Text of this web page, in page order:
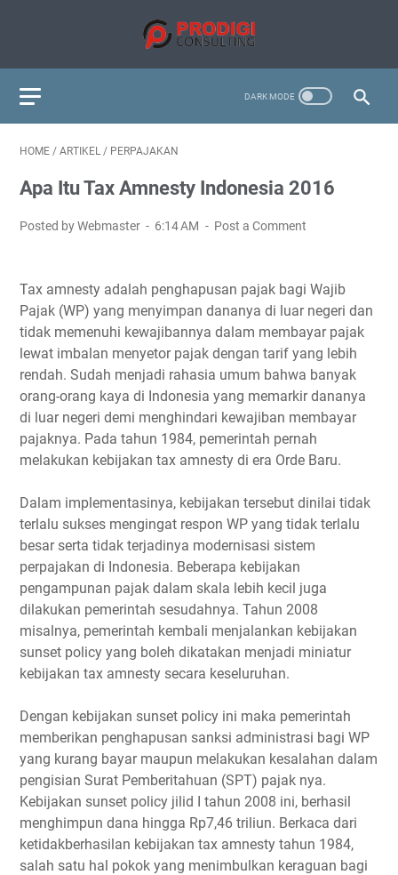
HOME / ARTIKEL / PERPAJAKAN
Apa Itu Tax Amnesty Indonesia 2016
Posted by Webmaster 6:14 AM Post a Comment
Tax amnesty adalah penghapusan pajak bagi Wajib
Pajak (WP) yang menyimpan dananya di luar negeri dan
tidak memenuhi kewajibannya dalam membayar pajak
lewat imbalan menyetor pajak dengan tarif yang lebih
rendah. Sudah menjadi rahasia umum bahwa banyak
orang-orang kaya di Indonesia yang memarkir dananya
di luar negeri demi menghindari kewajiban membayar
pajaknya. Pada tahun 1984, pemerintah pernah
melakukan kebijakan tax amnesty di era Orde Baru.
Dalam implementasinya, kebijakan tersebut dinilai tidak
terlalu sukses mengingat respon WP yang tidak terlalu
besar serta tidak terjadinya modernisasi sistem
perpajakan di Indonesia. Beberapa kebijakan
pengampunan pajak dalam skala lebih kecil juga
dilakukan pemerintah sesudahnya. Tahun 2008
misalnya, pemerintah kembali menjalankan kebijakan
sunset policy yang boleh dikatakan menjadi miniatur
kebijakan tax amnesty secara keseluruhan.
Dengan kebijakan sunset policy ini maka pemerintah
memberikan penghapusan sanksi administrasi bagi WP
yang kurang bayar maupun melakukan kesalahan dalam
pengisian Surat Pemberitahuan (SPT) pajak nya.
Kebijakan sunset policy jilid I tahun 2008 ini, berhasil
menghimpun dana hingga Rp7,46 triliun. Berkaca dari
ketidakberhasilan kebijakan tax amnesty tahun 1984,
salah satu hal pokok yang menimbulkan keraguan bagi